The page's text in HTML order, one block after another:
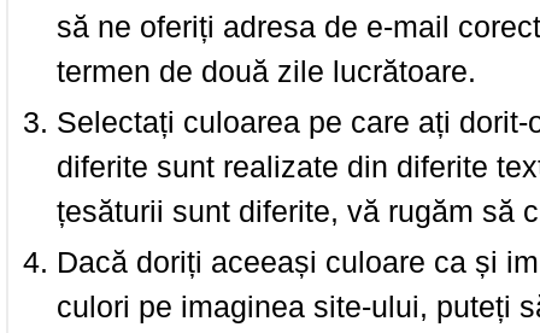
să ne oferiți adresa de e-mail
termen de două zile lucrătoare.
Selectați culoarea pe care ați
diferite sunt realizate din diferite
țesăturii sunt diferite, vă rugăm să
Dacă doriți aceeași culoare ca și
culori pe imaginea site-ului, puteți